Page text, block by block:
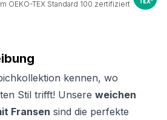
kennen, wo
Stil trifft! Unsere weichen
Fransen sind die perfekte
OEKO-TEX Standard 100 zertifiziert